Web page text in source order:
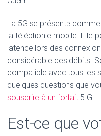
La 5G se présente
la téléphonie mobile. Elle
latence lors des
considérable des débits.
compatible avec tous les
quelques questions que
souscrire à un forfait 5 G.
Est-ce que